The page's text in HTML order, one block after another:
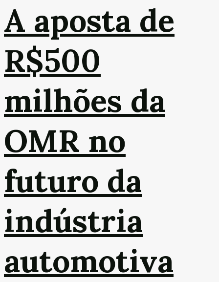
A aposta de
R$500
milhões da
OMR no
futuro da
indústria
automotiva